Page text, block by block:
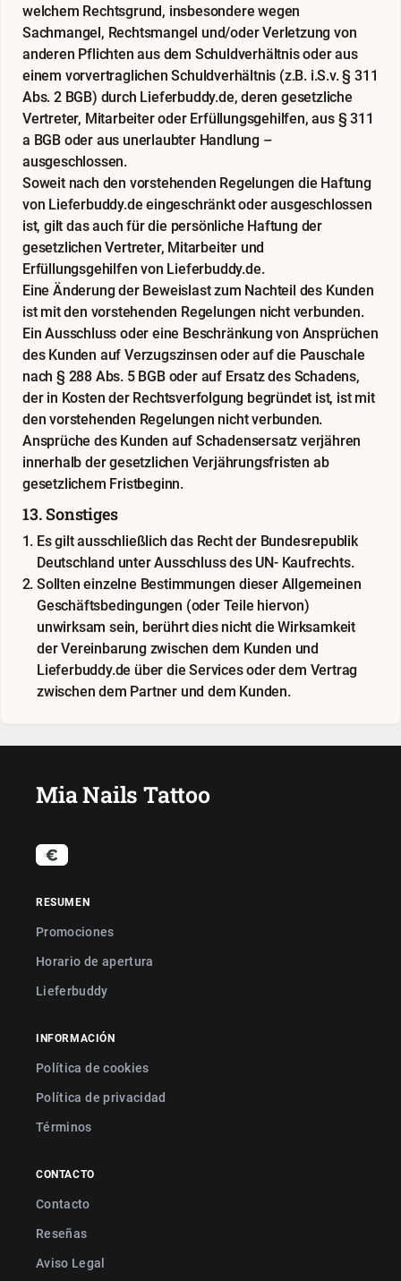
welchem Rechtsgrund, insbesondere wegen
Sachmangel, Rechtsmangel und/oder Verletzung von
anderen Pflichten aus dem Schuldverhältnis oder aus
einem vorvertraglichen Schuldverhältnis (z.B. i.S.v. § 311
Abs. 2 BGB) durch Lieferbuddy.de, deren gesetzliche
Vertreter, Mitarbeiter oder Erfüllungsgehilfen, aus § 311
a BGB oder aus unerlaubter Handlung –
ausgeschlossen.
Soweit nach den vorstehenden Regelungen die Haftung
von Lieferbuddy.de eingeschränkt oder ausgeschlossen
ist, gilt das auch für die persönliche Haftung der
gesetzlichen Vertreter, Mitarbeiter und
Erfüllungsgehilfen von Lieferbuddy.de.
Eine Änderung der Beweislast zum Nachteil des Kunden
ist mit den vorstehenden Regelungen nicht verbunden.
Ein Ausschluss oder eine Beschränkung von Ansprüchen
des Kunden auf Verzugszinsen oder auf die Pauschale
nach § 288 Abs. 5 BGB oder auf Ersatz des Schadens,
der in Kosten der Rechtsverfolgung begründet ist, ist mit
den vorstehenden Regelungen nicht verbunden.
Ansprüche des Kunden auf Schadensersatz verjähren
innerhalb der gesetzlichen Verjährungsfristen ab
gesetzlichem Fristbeginn.
13. Sonstiges
Es gilt ausschließlich das Recht der Bundesrepublik
Deutschland unter Ausschluss des UN- Kaufrechts.
Sollten einzelne Bestimmungen dieser Allgemeinen
Geschäftsbedingungen (oder Teile hiervon)
unwirksam sein, berührt dies nicht die Wirksamkeit
der Vereinbarung zwischen dem Kunden und
Lieferbuddy.de über die Services oder dem Vertrag
zwischen dem Partner und dem Kunden.
Mia Nails Tattoo
RESUMEN
Promociones
Horario de apertura
Lieferbuddy
INFORMACIÓN
Política de cookies
Política de privacidad
Términos
CONTACTO
Contacto
Reseñas
Aviso Legal